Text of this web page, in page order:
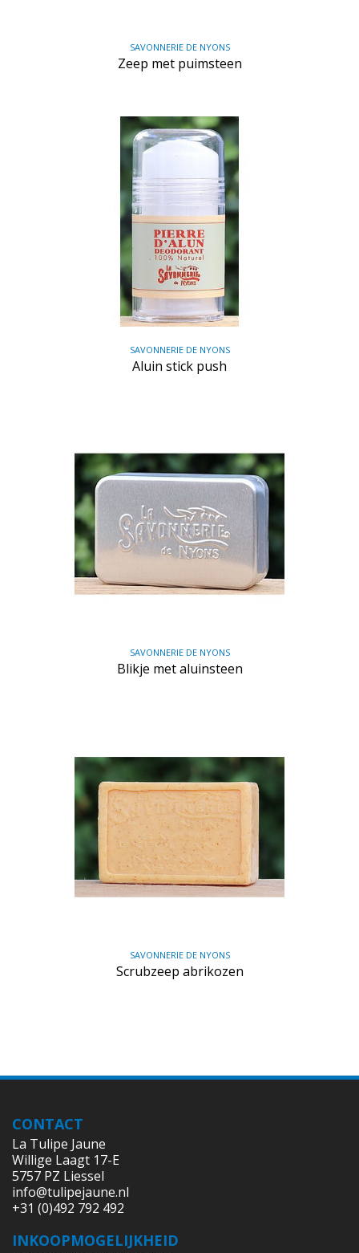
SAVONNERIE DE NYONS
Zeep met puimsteen
SAVONNERIE DE NYONS
Aluin stick push
SAVONNERIE DE NYONS
Blikje met aluinsteen
SAVONNERIE DE NYONS
Scrubzeep abrikozen
CONTACT
La Tulipe Jaune
Willige Laagt 17-E
5757 PZ Liessel
info@tulipejaune.nl
+31 (0)492 792 492
INKOOPMOGELIJKHEID